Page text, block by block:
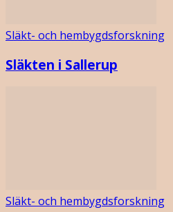
Släkt- och hembygdsforskning
Släkten i Sallerup
Släkt- och hembygdsforskning